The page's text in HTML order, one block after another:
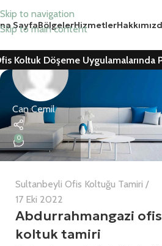
Skip to navigation
Skip to main content
SayfaBölgelerHizmetler
Koltuk Döşeme Uygulamalarında
Can Cemil
0
Sultanbeyli Ofis Koltuğu Tamiri
17 Eki 2022
Abdurrahmangazi ofis
koltuk tamiri